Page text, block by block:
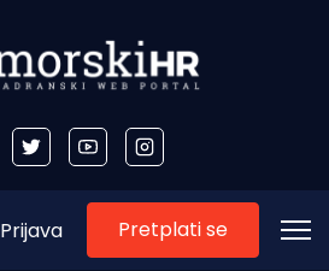
Prijava Pretplati se